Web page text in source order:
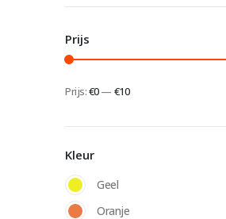
Prijs
Min.
Max.
Prijs:€0— €10
Kleur
Geel
Oranje